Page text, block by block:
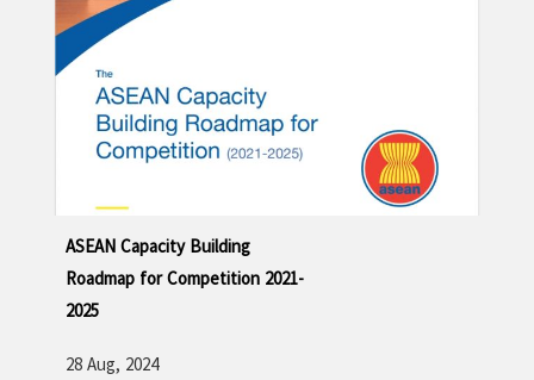
ASEAN Capacity Building
Roadmap for Competition 2021-
2025
28 Aug, 2024